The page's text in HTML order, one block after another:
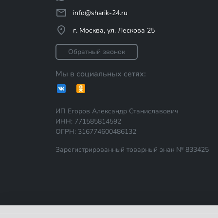
info@sharik-24.ru
г. Москва, ул. Лескова 25
Обратный звонок
Мы в социальных сетях:
ИП Егоров Александр Станиславович
ИНН: 771585814592
ОГРН: 316774600486132
Зарегистрированный товарный знак № 833425